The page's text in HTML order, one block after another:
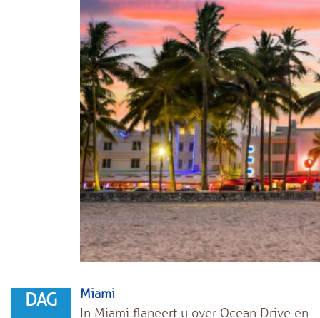
DAG
Miami
In Miami flaneert u over Ocean Drive en